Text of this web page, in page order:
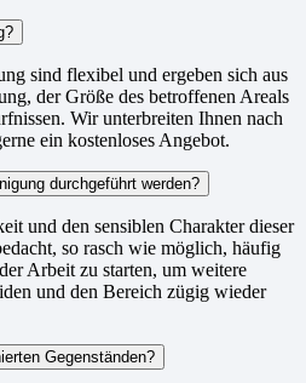
sind flexibel und ergeben sich aus
der Größe des betroffenen Areals
Wir unterbreiten Ihnen nach
ein kostenloses Angebot.
durchgeführt werden?
und den sensiblen Charakter dieser
so rasch wie möglich, häufig
Arbeit zu starten, um weitere
und den Bereich zügig wieder
Gegenständen?